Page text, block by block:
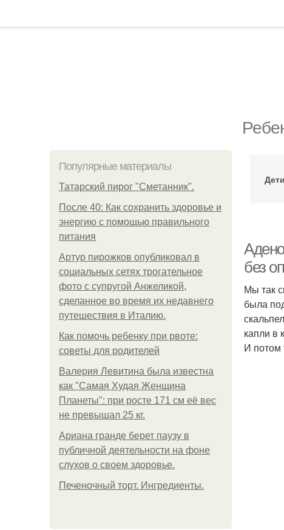
Популярные материалы
Татарский пирог "Сметанник".
После 40: Как сохранить здоровье и
энергию с помощью правильного
питания
Артур пирожков опубликовал в
социальных сетях трогательное
фото с супругой Анжеликой,
сделанное во время их недавнего
путешествия в Италию.
Как помочь ребенку при рвоте:
советы для родителей
Валерия Левитина была известна
как "Самая Худая Женщина
Планеты": при росте 171 см её вес
не превышал 25 кг.
Ариана гранде берет паузу в
публичной деятельности на фоне
слухов о своем здоровье.
Печеночный торт. Ингредиенты.
без
Мы так
была
капли в
И потом